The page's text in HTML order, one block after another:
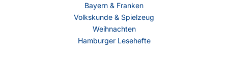
Bayern & Franken
Volkskunde & Spielzeug
Weihnachten
Hamburger Lesehefte